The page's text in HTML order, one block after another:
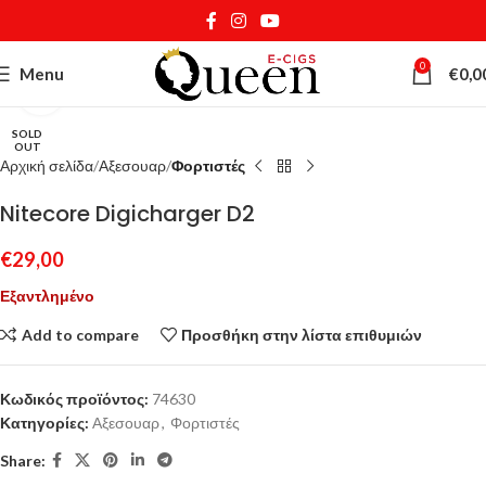
Menu 0 €
SOLD
OUT
Κάντε κλικ για μεγέθυνση
Αρχική σελίδα Αξεσουαρ Φορτιστές
Nitecore Digicharger D2
€29,00
Εξαντλημένο
Add to compare Προσθήκη στην λίστα επιθυμιών
Κωδικός προϊόντος: 74630
Κατηγορίες: Αξεσουαρ, Φορτιστές
Share: